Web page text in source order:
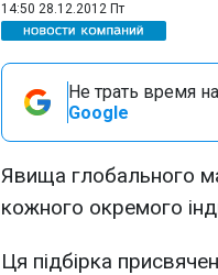
14:50 28.12.2012 Пт
Не трать время
Google
Явища глобального
кожного окремого
Ця підбірка